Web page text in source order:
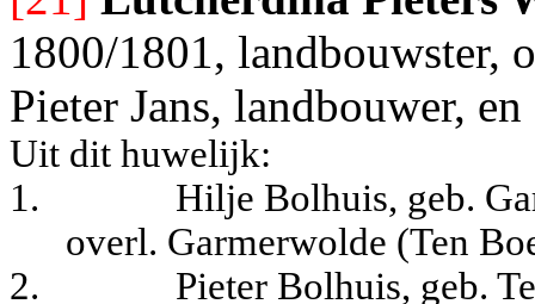
1800/1801, landbouwster,
Pieter Jans, landbouwer,
Uit dit huwelijk:
1.
Hilje Bolhuis, geb.
overl. Garmerwolde (Ten
2.
Pieter Bolhuis, geb.